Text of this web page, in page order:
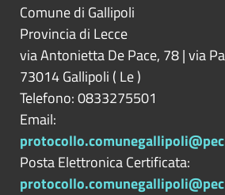
Comune di Gallipoli
Provincia di Lecce
via Antonietta De Pace, 78 | via
73014Gallipoli ( Le)
Telefono: 0833275501
Email:
Posta Elettronica Certificata: